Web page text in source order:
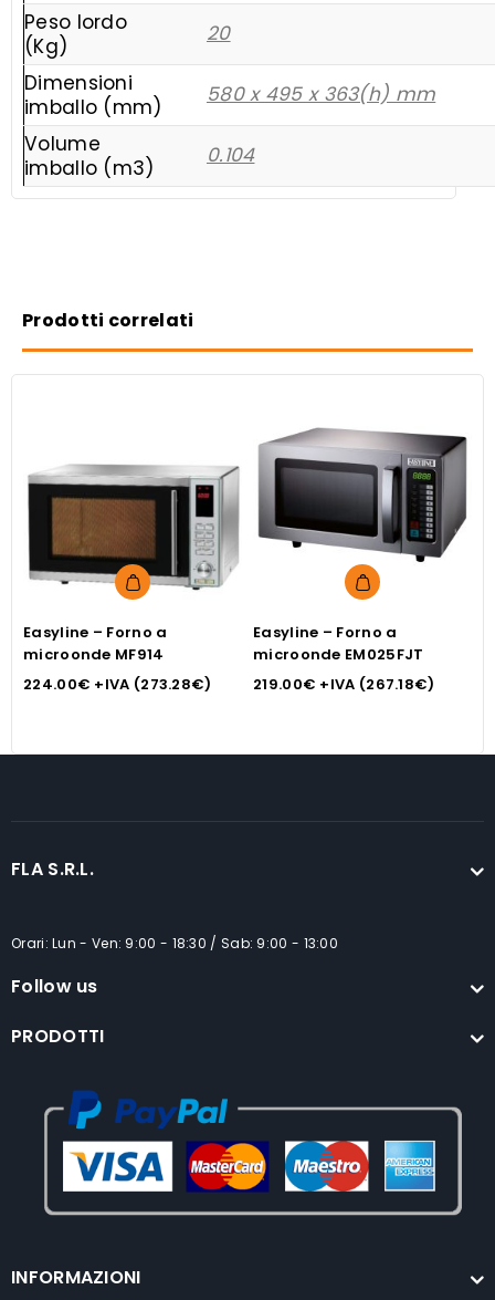
Peso lordo
(Kg)
20
Dimensioni
imballo (mm)
580 x 495 x 363(h) mm
Volume
imballo (m3)
0.104
Prodotti correlati
Easyline – Forno a
microonde MF914
224.00€ +IVA (273.28€)
Easyline – Forno a
microonde EM025FJT
219.00€ +IVA (267.18€)
FLA S.R.L.
Orari: Lun - Ven: 9:00 - 18:30 / Sab: 9:00 - 13:00
Follow us
PRODOTTI
INFORMAZIONI